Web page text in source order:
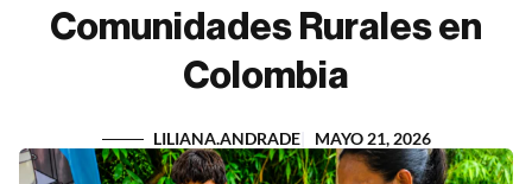
Comunidades Rurales en
Colombia
LILIANA.ANDRADE MAYO 21, 2026